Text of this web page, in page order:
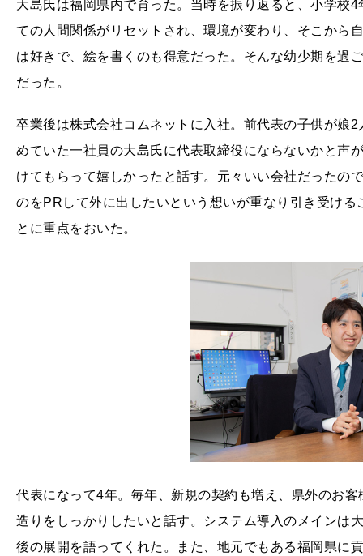
大島氏は福岡県内で育った。当時を振り返ると、小学校
ての人間関係がリセットされ、環境が変わり、そこから
は好きで、絵を書くのも得意だった。そんな幼少期を過
だった。
卒業後は株式会社コムネットに入社。前代表の子供が娘
めていた一社員の大島氏に代表取締役にならないかと声
けてもらって嬉しかったと話す。元々いい会社だったの
のをPRして外に出したいという想いが重なり引き受け
とに重点をおいた。
代表になって4年。毎年、新規の契約も増え、県外のお
造りをしっかりしたいと話す。システム導入のメインは
後の展開を語ってくれた。また、地元でもある福岡県に